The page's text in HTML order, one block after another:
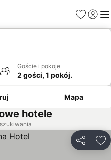
Ulubione
Goście i pokoje
2 gości, 1 pokój.
Mapa
hotele